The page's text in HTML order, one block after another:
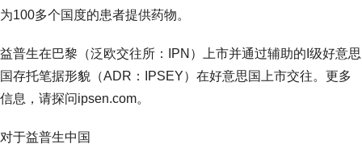
为100多个国度的患者提供药物。
益普生在巴黎（泛欧交往所：IPN）上市并通过辅助的I级好意思
国存托笔据形貌（ADR：IPSEY）在好意思国上市交往。更多
信息，请探问ipsen.com。
对于益普生中国